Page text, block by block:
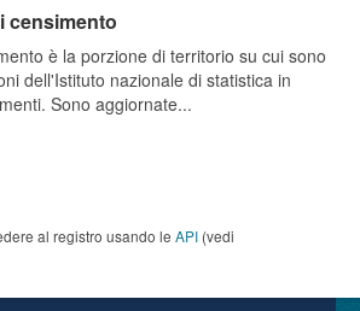
censimento
è la porzione di territorio su cui sono
dell'Istituto nazionale di statistica in
Sono aggiornate...
al registro usando le API (vedi